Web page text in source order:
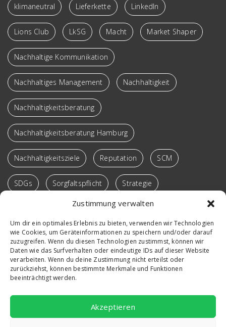
Zustimmung verwalten
Um dir ein optimales Erlebnis zu bieten, verwenden wir Technologien
wie Cookies, um Geräteinformationen zu speichern und/oder darauf
zuzugreifen. Wenn du diesen Technologien zustimmst, können wir
Daten wie das Surfverhalten oder eindeutige IDs auf dieser Website
verarbeiten. Wenn du deine Zustimmung nicht erteilst oder
zurückziehst, können bestimmte Merkmale und Funktionen
beeinträchtigt werden.
Akzeptieren
klimaneutral Lieferkette LinkedIn
Lions Club LkSG Macht Market Shaper
Nachhaltige Kommunikation
Nachhaltiges Management Nachhaltigkeit
Nachhaltigkeitsberatung
Nachhaltigkeitsberatung Hamburg
Nachhaltigkeitsziele Reputation SCM
SDGs Sorgfaltspflicht Strategie
Sustainable SCM
Verantwortung Vortrag Win-Win-Loops
Workshop